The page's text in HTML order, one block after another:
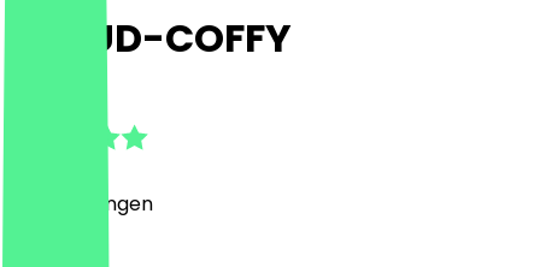
CLOUD-COFFY
Bewertungen